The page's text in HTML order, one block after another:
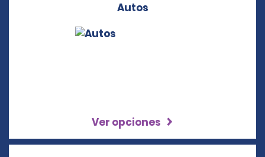
Autos
Ver opciones